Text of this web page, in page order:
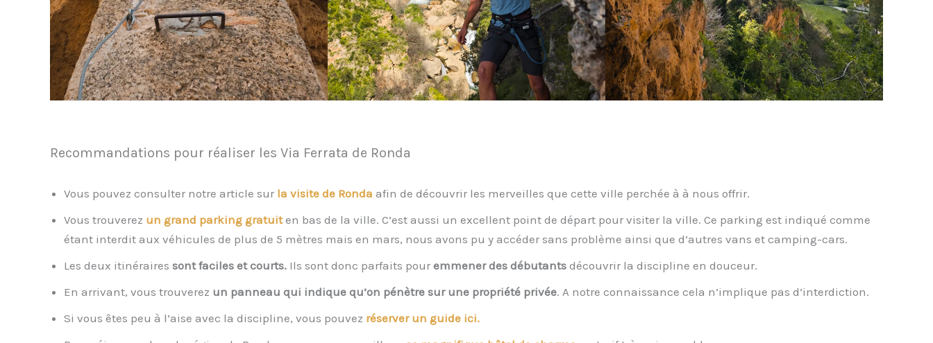
Recommandations pour réaliser les Via Ferrata de Ronda
Vous pouvez consulter notre article sur la visite de Ronda afin de découvrir les merveilles que cette ville perchée à à nous offrir.
Vous trouverez un grand parking gratuiten bas de la ville. C’est aussi un excellent point de départ pour visiter la ville. Ce parking est indiqué comme
étant interdit aux véhicules de plus de 5 mètres mais en mars, nous avons pu y accéder sans problème ainsi que d’autres vans et camping-cars.
Les deux itinéraires sont faciles et courts. Ils sont donc parfaits pour emmener des débutants découvrir la discipline en douceur.
En arrivant, vous trouverez un panneau qui indique qu’on pénètre sur une propriété privée. A notre connaissance cela n’implique pas d’interdiction.
Si vous êtes peu à l’aise avec la discipline, vous pouvez réserver un guide ici.